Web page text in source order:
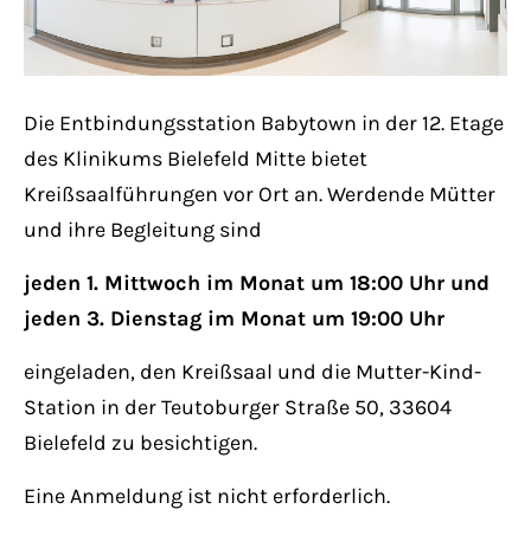
24h/ 365days
We offer support for our customers
Get in touch
Cybersteel Inc.
376-293 City Road, Suite 600
Die Entbindungsstation Babytown in der 12. Etage
des Klinikums Bielefeld Mitte bietet
Kreißsaalführungen vor Ort an. Werdende Mütter
und ihre Begleitung sind
jeden 1. Mittwoch im Monat um 18:00 Uhr und
jeden 3. Dienstag im Monat um 19:00 Uhr
eingeladen, den Kreißsaal und die Mutter-Kind-
Station in der Teutoburger Straße 50, 33604
Bielefeld zu besichtigen.
Eine Anmeldung ist nicht erforderlich.